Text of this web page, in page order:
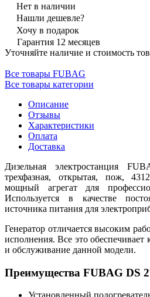
Нет в наличии
Нашли дешевле?
Хочу в подарок
Гарантия 12 месяцев
Уточняйте наличие и стоимость
Все товары FUBAG
Все товары категории
Описание
Отзывы
Характеристики
Оплата
Доставка
Дизельная электростанция
трехфазная, открытая, пож,
мощный агрегат для
Используется в качестве
источника питания для
Генератор отличается высоким
исполнения. Все это
и обслуживание данной модели.
Преимущества FUBAG DS